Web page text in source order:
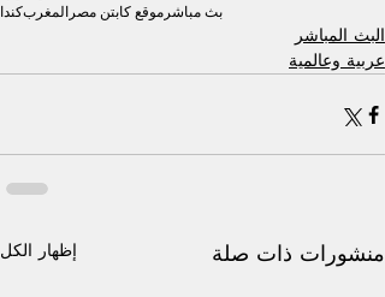
بث مباشرموقع كابتن مصرالمغربكندا
البث المباشر
عربية وعالمية
منشورات ذات صلة إظهار الكل